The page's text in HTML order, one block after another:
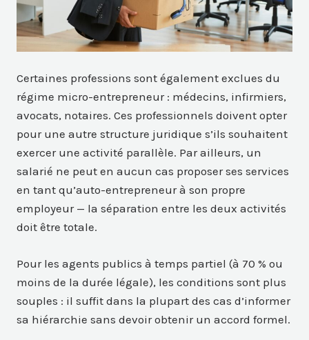
Certaines professions sont également exclues du
régime micro-entrepreneur : médecins, infirmiers,
avocats, notaires. Ces professionnels doivent opter
pour une autre structure juridique s’ils souhaitent
exercer une activité parallèle. Par ailleurs, un
salarié ne peut en aucun cas proposer ses services
en tant qu’auto-entrepreneur à son propre
employeur — la séparation entre les deux activités
doit être totale.
Pour les agents publics à temps partiel (à 70 % ou
moins de la durée légale), les conditions sont plus
souples : il suffit dans la plupart des cas d’informer
sa hiérarchie sans devoir obtenir un accord formel.